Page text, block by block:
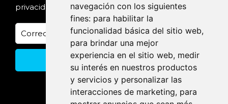
navegación con los siguientes
fines: para habilitar la
funcionalidad básica del sitio web,
para brindar una mejor
experiencia en el sitio web, medir
su interés en nuestros productos
y servicios y personalizar las
interacciones de marketing, para
privacidad